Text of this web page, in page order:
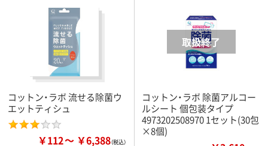
コットン・ラボ 流せる除菌ウ
エットティシュ
￥112 ￥6,388
コットン・ラボ 除菌アルコー
ルシート 個包装タイプ
4973202508970 1セット(30包
×8個)